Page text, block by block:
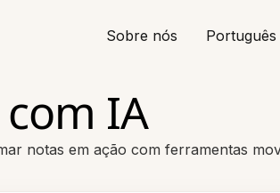
Sobre nós Português
IA
notas em ação com ferramentas